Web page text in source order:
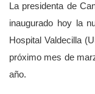
La presidenta de
inaugurado hoy la
Hospital Valdecilla
próximo mes de
año.